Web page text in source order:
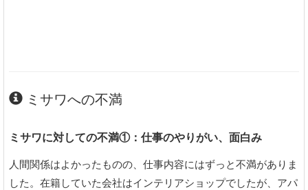
ミサワへの不満
ミサワに対しての不満①：仕事のやりがい、面白み
人間関係はよかったものの、仕事内容にはずっと不満がありま
した。在籍していた会社はインテリアショップでしたが、アパ